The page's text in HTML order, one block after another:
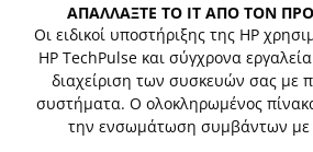
ΑΠΑΛΛΑΞΤΕ ΤΟ IT ΑΠΟ ΤΟΝ
Οι ειδικοί υποστήριξης της HP
HP TechPulse και σύγχρονα
διαχείριση των συσκευών σας με
συστήματα. Ο ολοκληρωμένος
την ενσωμάτωση συμβάντων με